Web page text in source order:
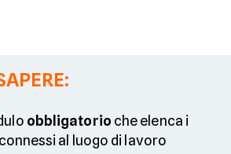
obbligatorio che elenca i
al luogo di lavoro